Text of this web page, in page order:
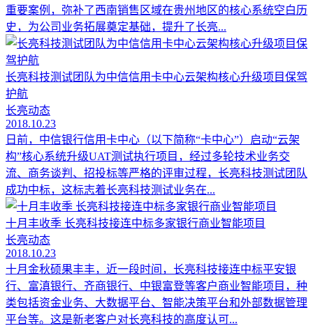
重要案例，弥补了西南销售区域在贵州地区的核心系统空白历
史，为公司业务拓展奠定基础，提升了长亮...
长亮科技测试团队为中信信用卡中心云架构核心升级项目保驾
护航
长亮动态
2018.10.23
日前，中信银行信用卡中心（以下简称“卡中心”）启动“云架
构”核心系统升级UAT测试执行项目，经过多轮技术业务交
流、商务谈判、招投标等严格的评审过程，长亮科技测试团队
成功中标，这标志着长亮科技测试业务在...
十月丰收季 长亮科技接连中标多家银行商业智能项目
长亮动态
2018.10.23
十月金秋硕果丰丰，近一段时间，长亮科技接连中标平安银
行、富滇银行、齐商银行、中银富登等客户商业智能项目，种
类包括资金业务、大数据平台、智能决策平台和外部数据管理
平台等。这是新老客户对长亮科技的高度认可...